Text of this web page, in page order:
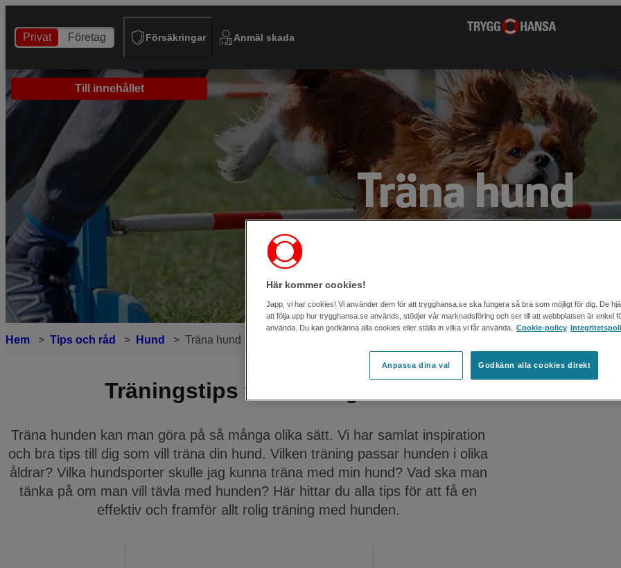
Till innehållet
Privat Företag Försäkringar Anmäl skada
Träna hund
Hem Tips och råd Hund Träna hund
Träningstips till hundägare
Träna hunden kan man göra på så många olika sätt. Vi har samlat inspiration
och bra tips till dig som vill träna din hund. Vilken träning passar hunden i olika
åldrar? Vilka hundsporter skulle jag kunna träna med min hund? Vad ska man
tänka på om man vill tävla med hunden? Här hittar du alla tips för att få en
effektiv och framför allt rolig träning med hunden.
Här kommer cookies!
Japp, vi har cookies! Vi använder dem för att trygghansa.se ska fungera så bra som möjligt för dig. De
att följa upp hur trygghansa.se används, stödjer vår marknadsföring och ser till att webbplatsen är enkel
använda. Du kan godkänna alla cookies eller ställa in vilka vi får använda.
Cookie-policy
Anpassa dina val Godkänn alla cookies direkt